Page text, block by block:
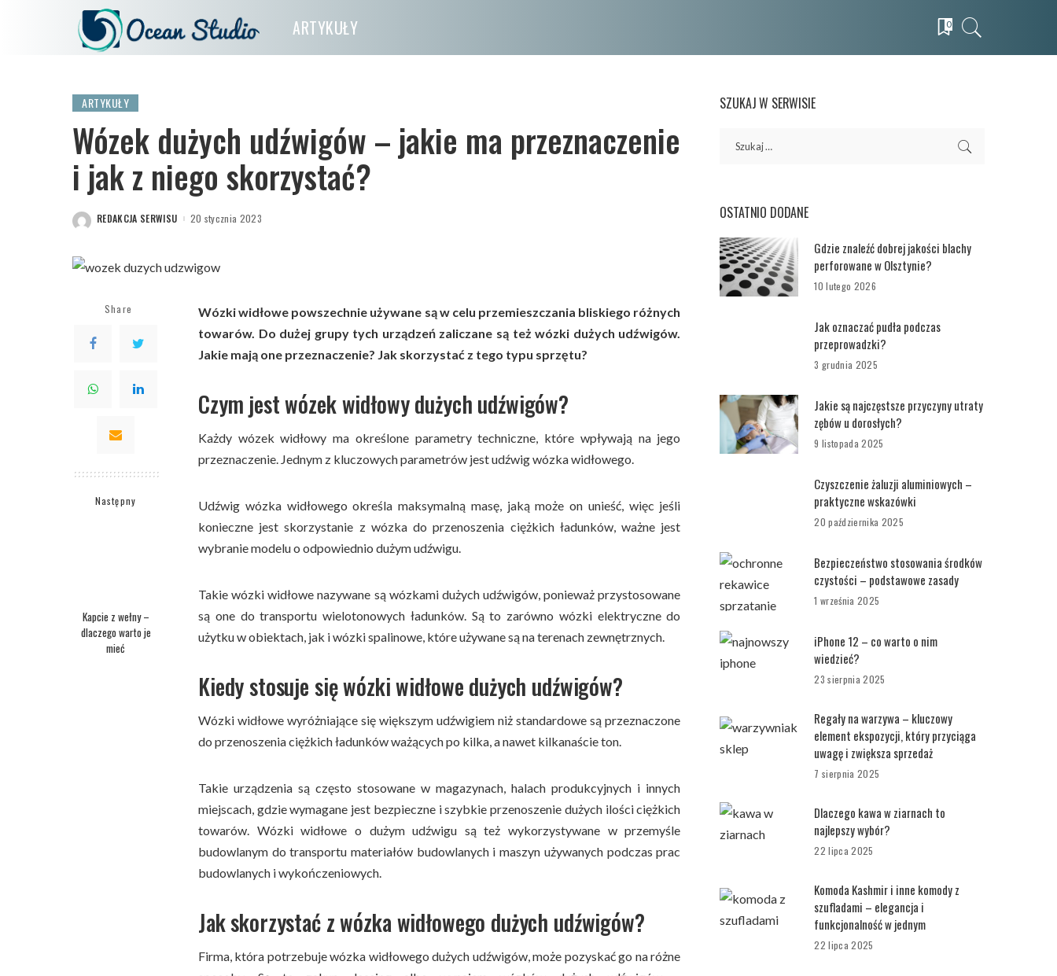
ARTYKUŁY 0
ARTYKUŁY
Wózek dużych udźwigów – jakie ma przeznaczenie
i jak z niego skorzystać?
POSTED
REDAKCJA SERWISU 20 stycznia 2023
Share
Następny
Kapcie z wełny –
dlaczego warto je
mieć
Wózki widłowe powszechnie używane są w celu przemieszczania bliskiego różnych
towarów. Do dużej grupy tych urządzeń zaliczane są też wózki dużych udźwigów.
Jakie mają one przeznaczenie? Jak skorzystać z tego typu sprzętu?
Czym jest wózek widłowy dużych udźwigów?
Każdy wózek widłowy ma określone parametry techniczne, które wpływają na jego
przeznaczenie. Jednym z kluczowych parametrów jest udźwig wózka widłowego.
Udźwig wózka widłowego określa maksymalną masę, jaką może on unieść, więc jeśli
konieczne jest skorzystanie z wózka do przenoszenia ciężkich ładunków, ważne jest
wybranie modelu o odpowiednio dużym udźwigu.
Takie wózki widłowe nazywane są wózkami dużych udźwigów, ponieważ przystosowane
są one do transportu wielotonowych ładunków. Są to zarówno wózki elektryczne do
użytku w obiektach, jak i wózki spalinowe, które używane są na terenach zewnętrznych.
Kiedy stosuje się wózki widłowe dużych udźwigów?
Wózki widłowe wyróżniające się większym udźwigiem niż standardowe są przeznaczone
do przenoszenia ciężkich ładunków ważących po kilka, a nawet kilkanaście ton.
Takie urządzenia są często stosowane w magazynach, halach produkcyjnych i innych
miejscach, gdzie wymagane jest bezpieczne i szybkie przenoszenie dużych ilości ciężkich
towarów. Wózki widłowe o dużym udźwigu są też wykorzystywane w przemyśle
budowlanym do transportu materiałów budowlanych i maszyn używanych podczas prac
budowlanych i wykończeniowych.
Jak skorzystać z wózka widłowego dużych udźwigów?
Firma, która potrzebuje wózka widłowego dużych udźwigów, może pozyskać go na różne
SZUKAJ W SERWISIE
OSTATNIO DODANE
Gdzie znaleźć dobrej jakości blachy
perforowane w Olsztynie?
10 lutego 2026
Jak oznaczać pudła podczas
przeprowadzki?
3 grudnia 2025
Jakie są najczęstsze przyczyny utraty
zębów u dorosłych?
9 listopada 2025
Czyszczenie żaluzji aluminiowych –
praktyczne wskazówki
20 października 2025
Bezpieczeństwo stosowania środków
czystości – podstawowe zasady
1 września 2025
iPhone 12 – co warto o nim
wiedzieć?
23 sierpnia 2025
Regały na warzywa – kluczowy
element ekspozycji, który przyciąga
uwagę i zwiększa sprzedaż
7 sierpnia 2025
Dlaczego kawa w ziarnach to
najlepszy wybór?
22 lipca 2025
Komoda Kashmir i inne komody z
szufladami – elegancja i
funkcjonalność w jednym
22 lipca 2025